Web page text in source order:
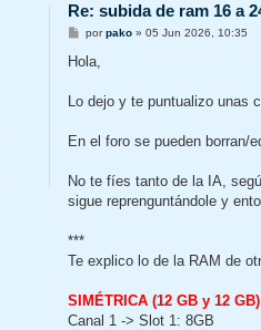
Re: subida de ram 16 a
M
n
j
porpako» 05 Jun 2026, 10:35
Hola,
Lo dejo y te puntualizo unas
En el foro se pueden borran/
No te fíes tanto de la IA,
sigue reprenguntándole y
***
Te explico lo de la RAM de
SIMÉTRICA (12 GB y 12 GB)
Canal 1 -> Slot 1: 8GB